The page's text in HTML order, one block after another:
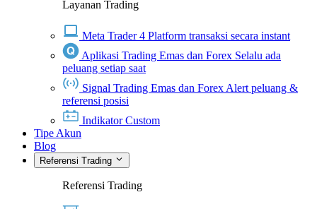
Layanan Trading
Meta Trader 4 Platform transaksi secara instant
Aplikasi Trading Emas dan Forex Selalu ada
peluang setiap saat
Signal Trading Emas dan Forex Alert peluang &
referensi posisi
Indikator Custom
Tipe Akun
Blog
Referensi Trading
Referensi Trading